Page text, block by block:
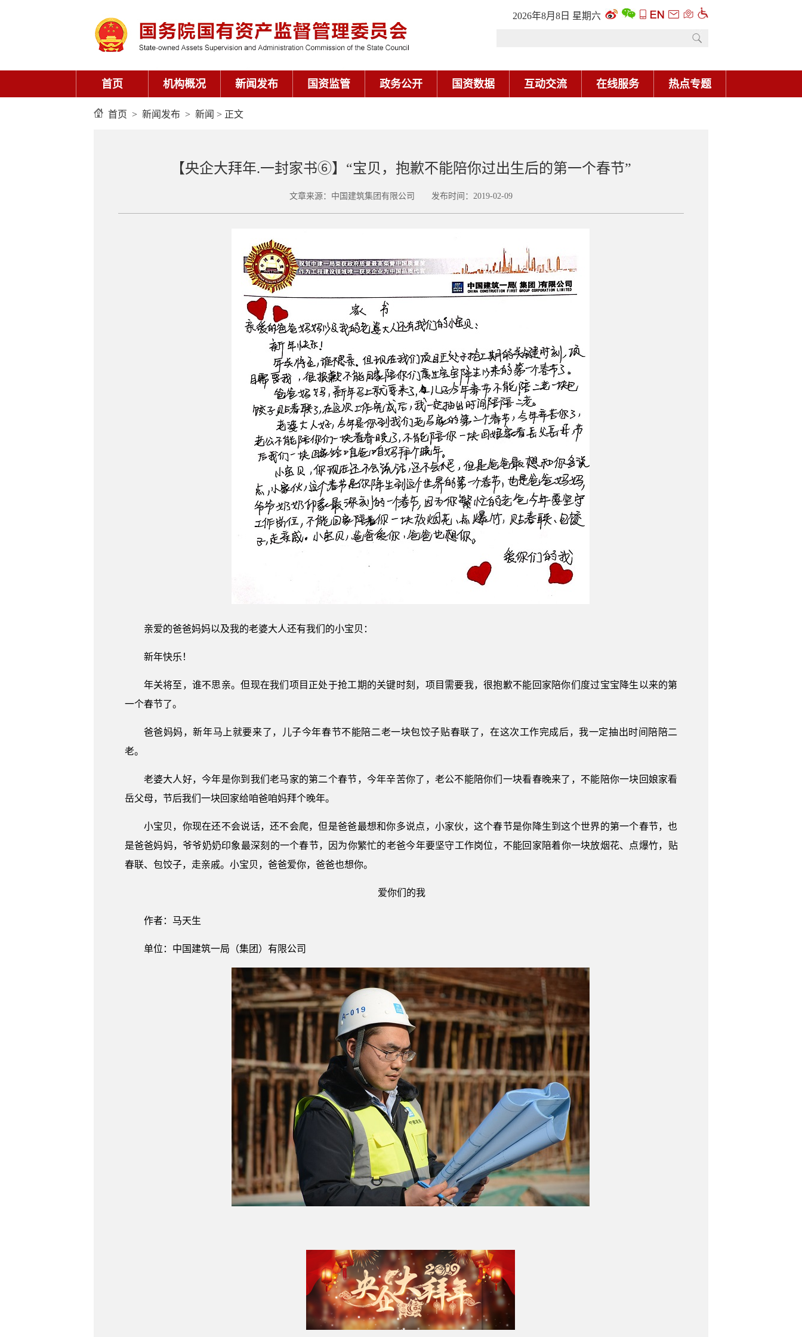
2026年8月8日 星期六
首页 机构概况 新闻发布 国资监管 政务公开 国资数据 互动交流 在线服务 热点专题
首页 > 新闻发布 > 新闻 > 正文
【央企大拜年.一封家书⑥】“宝贝，抱歉不能陪你过出生后的第一个春节”
文章来源：中国建筑集团有限公司 发布时间：2019-02-09
亲爱的爸爸妈妈以及我的老婆大人还有我们的小宝贝：
新年快乐！
年关将至，谁不思亲。但现在我们项目正处于抢工期的关键时刻，项目需要我，很抱歉不能回家陪你们度过宝宝降生以来的第
一个春节了。
爸爸妈妈，新年马上就要来了，儿子今年春节不能陪二老一块包饺子贴春联了，在这次工作完成后，我一定抽出时间陪陪二
老。
老婆大人好，今年是你到我们老马家的第二个春节，今年辛苦你了，老公不能陪你们一块看春晚来了，不能陪你一块回娘家看
岳父母，节后我们一块回家给咱爸咱妈拜个晚年。
小宝贝，你现在还不会说话，还不会爬，但是爸爸最想和你多说点，小家伙，这个春节是你降生到这个世界的第一个春节，也
是爸爸妈妈，爷爷奶奶印象最深刻的一个春节，因为你繁忙的老爸今年要坚守工作岗位，不能回家陪着你一块放烟花、点爆竹，贴
春联、包饺子，走亲戚。小宝贝，爸爸爱你，爸爸也想你。
爱你们的我
作者：马天生
单位：中国建筑一局（集团）有限公司